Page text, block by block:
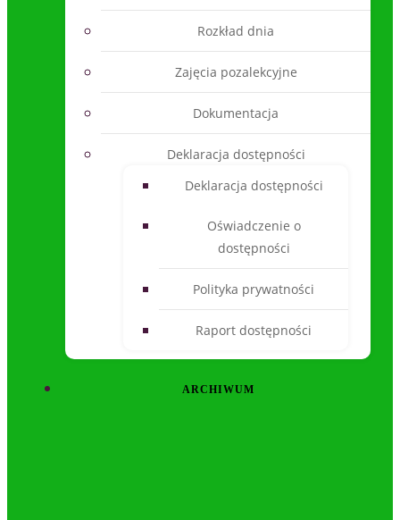
Rozkład dnia
Zajęcia pozalekcyjne
Dokumentacja
Deklaracja dostępności
Deklaracja dostępności
Oświadczenie o
dostępności
Polityka prywatności
Raport dostępności
ARCHIWUM